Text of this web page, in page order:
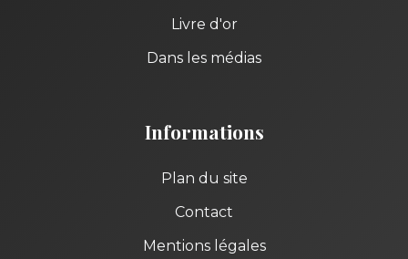
Livre d'or
Dans les médias
Informations
Plan du site
Contact
Mentions légales